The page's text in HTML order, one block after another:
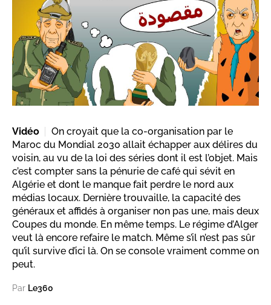
Vidéo
On croyait que la co-organisation par le
Maroc du Mondial 2030 allait échapper aux délires du
voisin, au vu de la loi des séries dont il est l’objet. Mais
c’est compter sans la pénurie de café qui sévit en
Algérie et dont le manque fait perdre le nord aux
médias locaux. Dernière trouvaille, la capacité des
généraux et affidés à organiser non pas une, mais deux
Coupes du monde. En même temps. Le régime d’Alger
veut là encore refaire le match. Même s’il n’est pas sûr
qu’il survive d’ici là. On se console vraiment comme on
peut.
Par Le360